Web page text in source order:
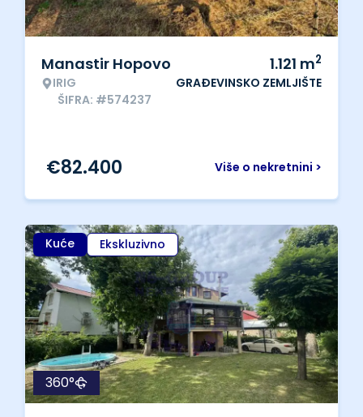
Manastir Hopovo
IRIG
ŠIFRA: #574237
1.121 m2
GRAĐEVINSKO ZEMLJIŠTE
Više o nekretnini >
€82.400
Kuće Ekskluzivno
360°